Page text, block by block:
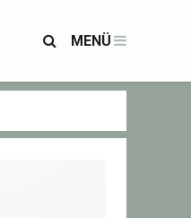
MENÜ